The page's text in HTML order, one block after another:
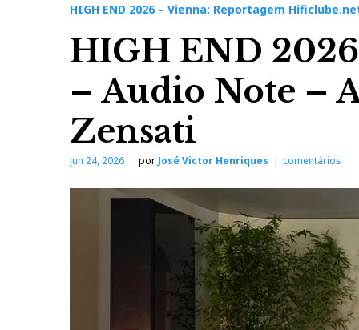
HIGH END 2026 – Vienna: Reportagem
HIGH END
– Audio Note –
Zensati
jun 24, 2026 por José Victor Henriques comentários